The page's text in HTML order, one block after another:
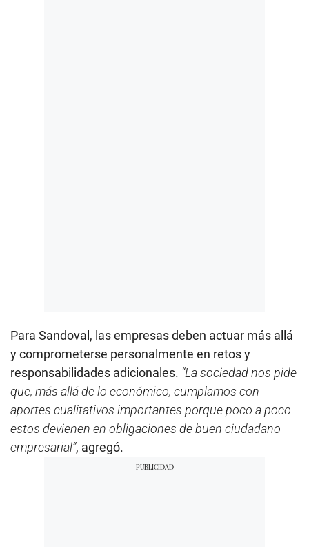
Para Sandoval, las empresas deben actuar más allá
y comprometerse personalmente en retos y
responsabilidades adicionales. “La sociedad nos pide
que, más allá de lo económico, cumplamos con
aportes cualitativos importantes porque poco a poco
estos devienen en obligaciones de buen ciudadano
empresarial”, agregó.